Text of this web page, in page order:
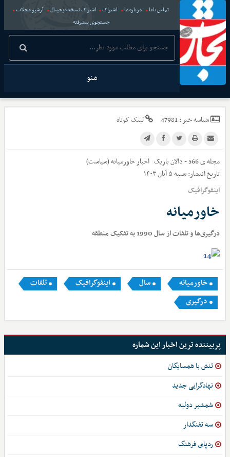
تماس باما درباره ما اشتراک اشتراک نسخه دیجیتال
آرشیو مجلات
جستجوی پیشرفته
منو
شناسه خبر :47981 لینک کوتاه
مجله ی 566 - دالان باریک اخبارخاورمیانه (سیاست)
تاریخ انتشار:شنبه ۵ آبان ۱۴۰۳
اینفوگرافیک
خاورمیانه
درگیری‌ها و تلفات از سال 1990 به تفکیک منطقه
خاورمیانه سال اینفوگرافیک
تلفات
درگیری
پربیننده ترین اخبار این شماره
تنش با همسایگان
نهادگرایی جدید
شمشیر دولبه
سه تفنگدار
ردپای فرهنگ